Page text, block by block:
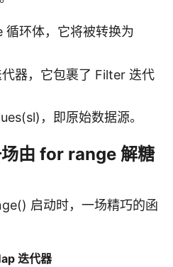
循环体，它将被转换为
器，它包裹了 Filter 迭代
，即原始数据源。
由 for range 解糖
启动时，一场精巧的函
迭代器